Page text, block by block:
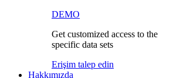
DEMO
Get customized access to the
specific data sets
Erişim talep edin
Hakkımızda